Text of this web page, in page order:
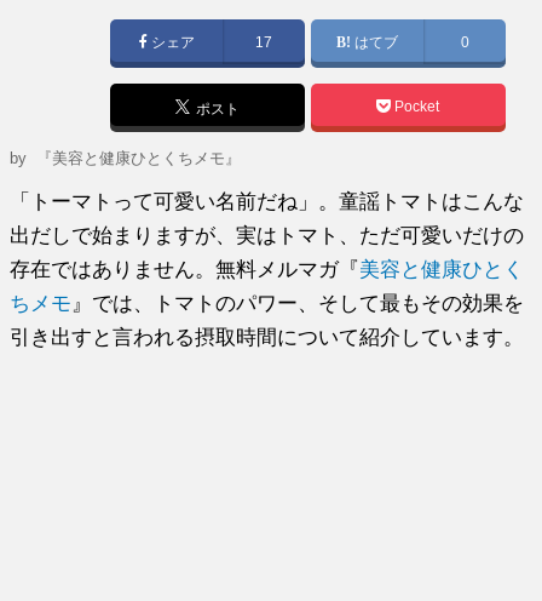
シェア 17 はてブ 0
ポスト Pocket
by 『美容と健康ひとくちメモ』
「トーマトって可愛い名前だね」。童謡トマトはこんな
出だしで始まりますが、実はトマト、ただ可愛いだけの
存在ではありません。無料メルマガ『美容と健康ひとく
ちメモ 』では、トマトのパワー、そして最もその効果を
引き出すと言われる摂取時間について紹介しています。